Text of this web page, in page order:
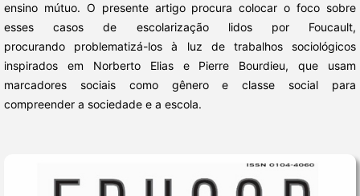
ensino mútuo. O presente artigo procura colocar o foco sobre
esses casos de escolarização lidos por Foucault,
procurando problematizá-los à luz de trabalhos sociológicos
inspirados em Norberto Elias e Pierre Bourdieu, que usam
marcadores sociais como gênero e classe social para
compreender a sociedade e a escola.